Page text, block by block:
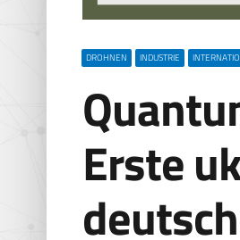
DROHNEN INDUSTRIE
Erste